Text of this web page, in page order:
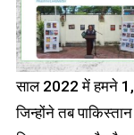
साल 2022 में हमने
जिन्होंने तब